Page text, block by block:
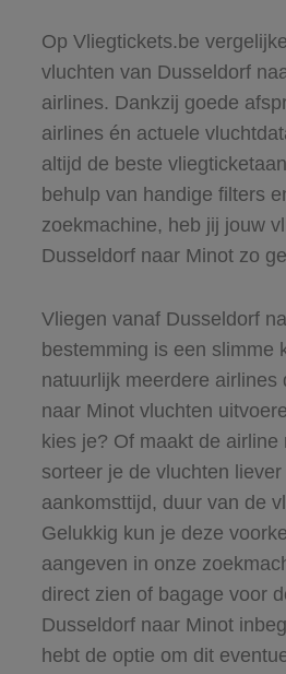
Op Vliegtickets.be
vluchten van Dusseldorf
airlines. Dankzij goede
airlines én actuele
altijd de beste
behulp van handige filters
zoekmachine, heb jij jouw
Dusseldorf naar Minot zo
Vliegen vanaf Dusseldorf
bestemming is een slimme
natuurlijk meerdere airlines
naar Minot vluchten
kies je? Of maakt de airline
sorteer je de vluchten
aankomsttijd, duur van de
Gelukkig kun je deze
aangeven in onze
direct zien of bagage voor
Dusseldorf naar Minot
hebt de optie om dit